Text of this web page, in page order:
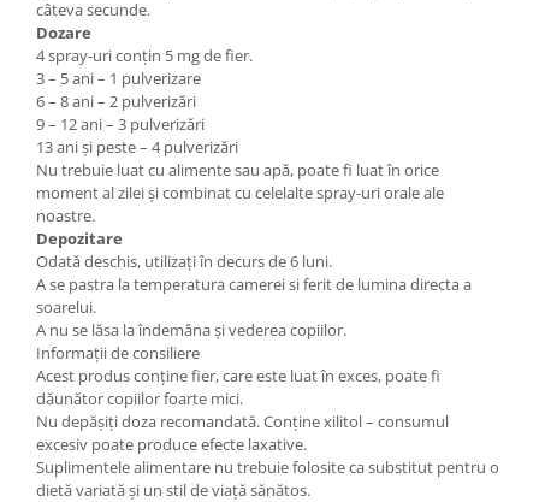
câteva secunde.
Dozare
4 spray-uri conțin 5 mg de fier.
3 – 5 ani – 1 pulverizare
6 – 8 ani – 2 pulverizări
9 – 12 ani – 3 pulverizări
13 ani și peste – 4 pulverizări
Nu trebuie luat cu alimente sau apă, poate fi luat în orice
moment al zilei și combinat cu celelalte spray-uri orale ale
noastre.
Depozitare
Odată deschis, utilizați în decurs de 6 luni.
A se pastra la temperatura camerei si ferit de lumina directa a
soarelui.
A nu se lăsa la îndemâna și vederea copiilor.
Informații de consiliere
Acest produs conține fier, care este luat în exces, poate fi
dăunător copiilor foarte mici.
Nu depășiți doza recomandată. Conține xilitol – consumul
excesiv poate produce efecte laxative.
Suplimentele alimentare nu trebuie folosite ca substitut pentru o
dietă variată și un stil de viață sănătos.